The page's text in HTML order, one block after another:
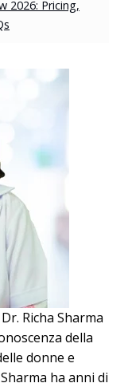
2026: Pricing,
Richa Sharma
della
donne e
ha anni di